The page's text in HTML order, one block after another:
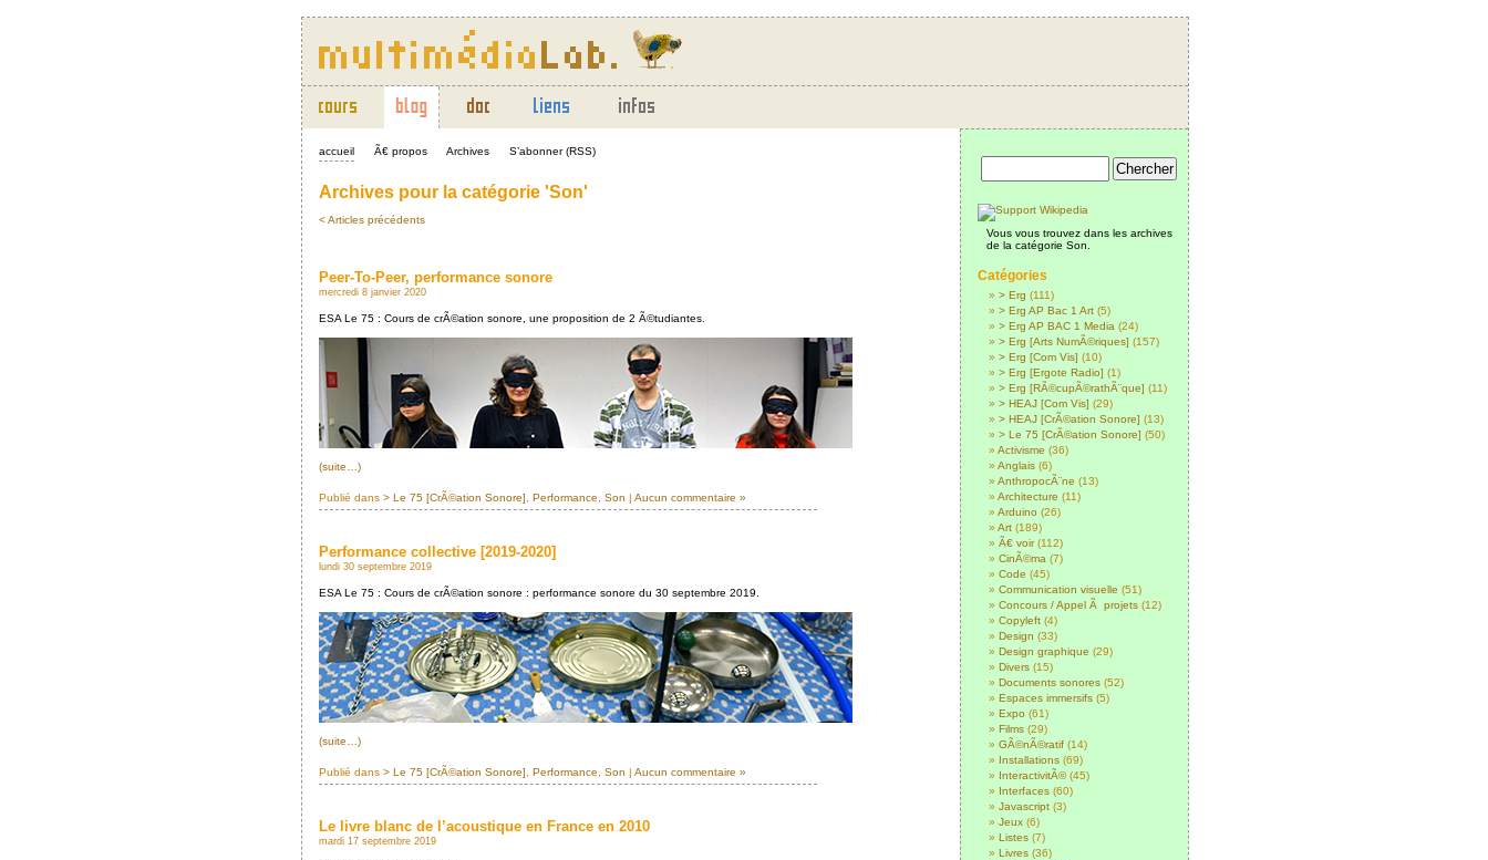
accueil Ã€ propos Archives S’abonner (RSS)
Vous vous trouvez dans les archives
de la catégorie Son.
Catégories
> Erg (111)
> Erg AP Bac 1 Art (5)
> Erg AP BAC 1 Media (24)
> Erg [Arts NumÃ©riques] (157)
> Erg [Com Vis] (10)
> Erg [Ergote Radio] (1)
> Erg [RÃ©cupÃ©rathÃ¨que] (11)
> HEAJ [Com Vis] (29)
> HEAJ [CrÃ©ation Sonore] (13)
> Le 75 [CrÃ©ation Sonore] (50)
Activisme (36)
Anglais (6)
AnthropocÃ¨ne (13)
Architecture (11)
Arduino (26)
Art (189)
Ã€ voir(112)
CinÃ©ma (7)
Code (45)
Communication visuelle (51)
Concours / Appel Ã projets (12)
Copyleft (4)
Design (33)
Design graphique (29)
Divers (15)
Documents sonores (52)
Espaces immersifs (5)
Expo (61)
Films (29)
GÃ©nÃ©ratif (14)
Installations (69)
InteractivitÃ©(45)
Interfaces (60)
Javascript (3)
Jeux (6)
Listes (7)
Livres (36)
Archives pour la catégorie 'Son'
< Articles précédents
Peer-To-Peer, performance sonore
mercredi 8 janvier 2020
ESA Le 75 : Cours de crÃ©ation sonore, une proposition de 2 Ã©tudiantes.
(suite…)
Publié dans > Le 75 [CrÃ©ation Sonore] Performance Son | Aucun commentaire »
Performance collective [2019-2020]
lundi 30 septembre 2019
ESA Le 75 : Cours de crÃ©ation sonore : performance sonore du 30 septembre 2019.
(suite…)
Publié dans > Le 75 [CrÃ©ation Sonore] Performance Son | Aucun commentaire »
Le livre blanc de l’acoustique en France en 2010
mardi 17 septembre 2019